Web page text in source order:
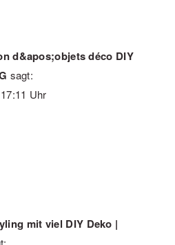
d&apos;objets déco DIY
sagt:
Uhr
mit viel DIY Deko |